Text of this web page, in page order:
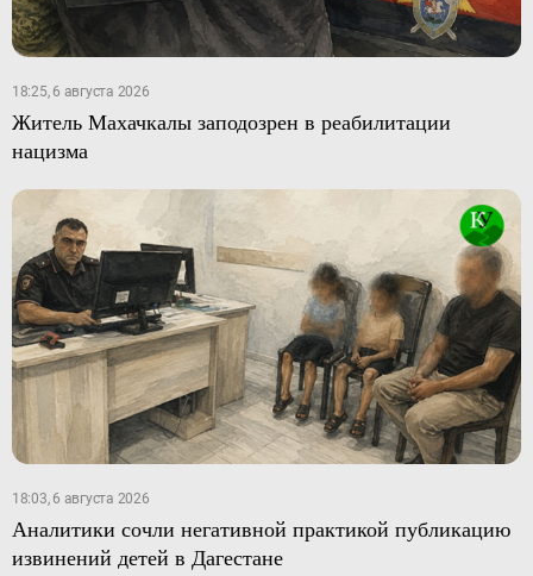
18:25, 6 августа 2026
Житель Махачкалы заподозрен в реабилитации
нацизма
18:03, 6 августа 2026
Аналитики сочли негативной практикой публикацию
извинений детей в Дагестане